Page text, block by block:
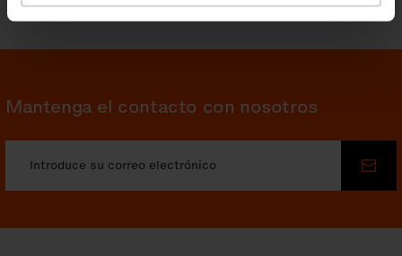
Mantenga el contacto con nosotros